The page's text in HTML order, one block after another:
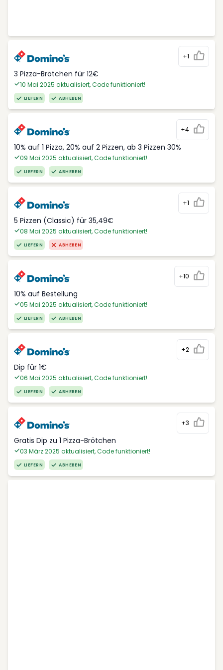
+1
3 Pizza-Brötchen für 12€
10 Mai 2025 aktualisiert, Code funktioniert!
LIEFERN ABHEBEN
+4
10% auf 1 Pizza, 20% auf 2 Pizzen, ab 3 Pizzen 30%
09 Mai 2025 aktualisiert, Code funktioniert!
LIEFERN ABHEBEN
+1
5 Pizzen (Classic) für 35,49€
08 Mai 2025 aktualisiert, Code funktioniert!
LIEFERN ABHEBEN
+10
10% auf Bestellung
05 Mai 2025 aktualisiert, Code funktioniert!
LIEFERN ABHEBEN
+2
Dip für 1€
06 Mai 2025 aktualisiert, Code funktioniert!
LIEFERN ABHEBEN
+3
Gratis Dip zu 1 Pizza-Brötchen
03 März 2025 aktualisiert, Code funktioniert!
LIEFERN ABHEBEN